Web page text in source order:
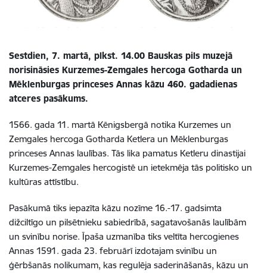
Sestdien, 7. martā, plkst. 14.00 Bauskas pils muzejā
norisināsies Kurzemes-Zemgales hercoga Gotharda un
Mēklenburgas princeses Annas kāzu 460. gadadienas
atceres pasākums.
1566. gada 11. martā Kēnigsbergā notika Kurzemes un
Zemgales hercoga Gotharda Ketlera un Mēklenburgas
princeses Annas laulības. Tās lika pamatus Ketleru dinastijai
Kurzemes-Zemgales hercogistē un ietekmēja tās politisko un
kultūras attīstību.
Pasākumā tiks iepazīta kāzu nozīme 16.-17. gadsimta
dižciltīgo un pilsētnieku sabiedrībā, sagatavošanās laulībām
un svinību norise. Īpaša uzmanība tiks veltīta hercogienes
Annas 1591. gada 23. februārī izdotajam svinību un
ģērbšanās nolikumam, kas regulēja saderināšanās, kāzu un